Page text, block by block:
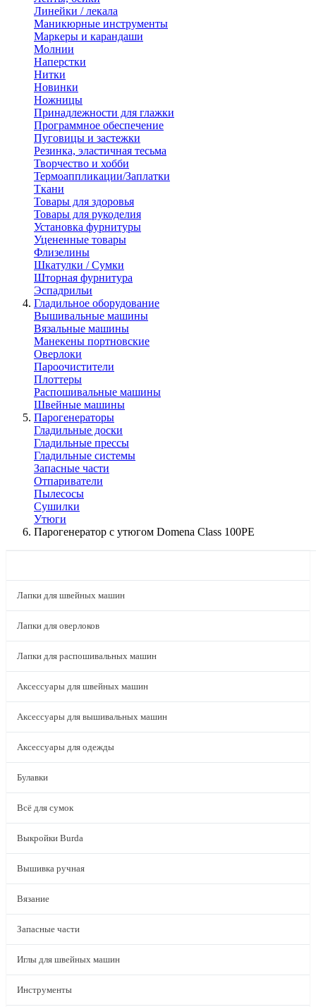
Линейки / лекала
Маникюрные инструменты
Маркеры и карандаши
Молнии
Наперстки
Нитки
Новинки
Ножницы
Принадлежности для глажки
Программное обеспечение
Пуговицы и застежки
Резинка, эластичная тесьма
Творчество и хобби
Термоаппликации/Заплатки
Ткани
Товары для здоровья
Товары для рукоделия
Установка фурнитуры
Уцененные товары
Флизелины
Шкатулки / Сумки
Шторная фурнитура
Эспадрильи
Гладильное оборудование
Вышивальные машины
Вязальные машины
Манекены портновские
Оверлоки
Пароочистители
Плоттеры
Распошивальные машины
Швейные машины
Парогенераторы
Гладильные доски
Гладильные прессы
Гладильные системы
Запасные части
Отпариватели
Пылесосы
Сушилки
Утюги
Парогенератор с утюгом Domena Class 100PE
Лапки для швейных машин
Лапки для оверлоков
Лапки для распошивальных машин
Аксессуары для швейных машин
Аксессуары для вышивальных машин
Аксессуары для одежды
Булавки
Всё для сумок
Выкройки Burda
Вышивка ручная
Вязание
Запасные части
Иглы для швейных машин
Инструменты